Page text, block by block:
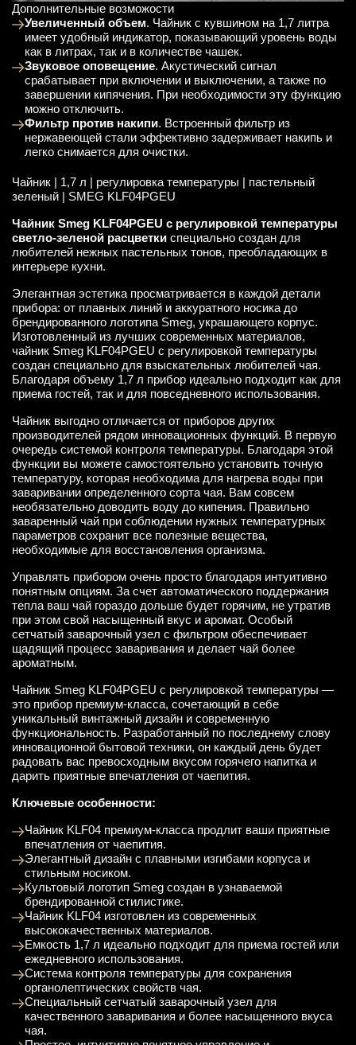
Дополнительные возможости
Увеличенный объем. Чайник с кувшином на 1,7 литра
имеет удобный индикатор, показывающий уровень воды
как в литрах, так и в количестве чашек.
Звуковое оповещение. Акустический сигнал
срабатывает при включении и выключении, а также по
завершении кипячения. При необходимости эту функцию
можно отключить.
Фильтр против накипи. Встроенный фильтр из
нержавеющей стали эффективно задерживает накипь и
легко снимается для очистки.
Чайник | 1,7 л | регулировка температуры | пастельный
зеленый | SMEG KLF04PGEU
Чайник Smeg KLF04PGEU с регулировкой температуры
светло-зеленой расцветки специально создан для
любителей нежных пастельных тонов, преобладающих в
интерьере кухни.
Элегантная эстетика просматривается в каждой детали
прибора: от плавных линий и аккуратного носика до
брендированного логотипа Smeg, украшающего корпус.
Изготовленный из лучших современных материалов,
чайник Smeg KLF04PGEU с регулировкой температуры
создан специально для взыскательных любителей чая.
Благодаря объему 1,7 л прибор идеально подходит как для
приема гостей, так и для повседневного использования.
Чайник выгодно отличается от приборов других
производителей рядом инновационных функций. В первую
очередь системой контроля температуры. Благодаря этой
функции вы можете самостоятельно установить точную
температуру, которая необходима для нагрева воды при
заваривании определенного сорта чая. Вам совсем
необязательно доводить воду до кипения. Правильно
заваренный чай при соблюдении нужных температурных
параметров сохранит все полезные вещества,
необходимые для восстановления организма.
Управлять прибором очень просто благодаря интуитивно
понятным опциям. За счет автоматического поддержания
тепла ваш чай гораздо дольше будет горячим, не утратив
при этом свой насыщенный вкус и аромат. Особый
сетчатый заварочный узел с фильтром обеспечивает
щадящий процесс заваривания и делает чай более
ароматным.
Чайник Smeg KLF04PGEU с регулировкой температуры —
это прибор премиум-класса, сочетающий в себе
уникальный винтажный дизайн и современную
функциональность. Разработанный по последнему слову
инновационной бытовой техники, он каждый день будет
радовать вас превосходным вкусом горячего напитка и
дарить приятные впечатления от чаепития.
Ключевые особенности:
Чайник KLF04 премиум-класса продлит ваши приятные
впечатления от чаепития.
Элегантный дизайн с плавными изгибами корпуса и
стильным носиком.
Культовый логотип Smeg создан в узнаваемой
брендированной стилистике.
Чайник KLF04 изготовлен из современных
высококачественных материалов.
Емкость 1,7 л идеально подходит для приема гостей или
ежедневного использования.
Система контроля температуры для сохранения
органолептических свойств чая.
Специальный сетчатый заварочный узел для
качественного заваривания и более насыщенного вкуса
чая.